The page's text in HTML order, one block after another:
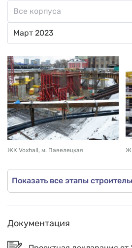
ЖК Voxhall, м. Павелецкая
Показать все этапы
Документация